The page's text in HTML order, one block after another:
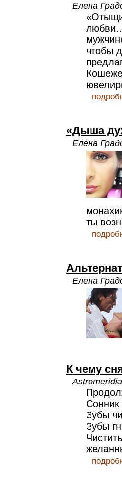
Елена
чтобы
«Дыша
Елена
ты
Елена
К чему
Сонник
Зубы
Зубы